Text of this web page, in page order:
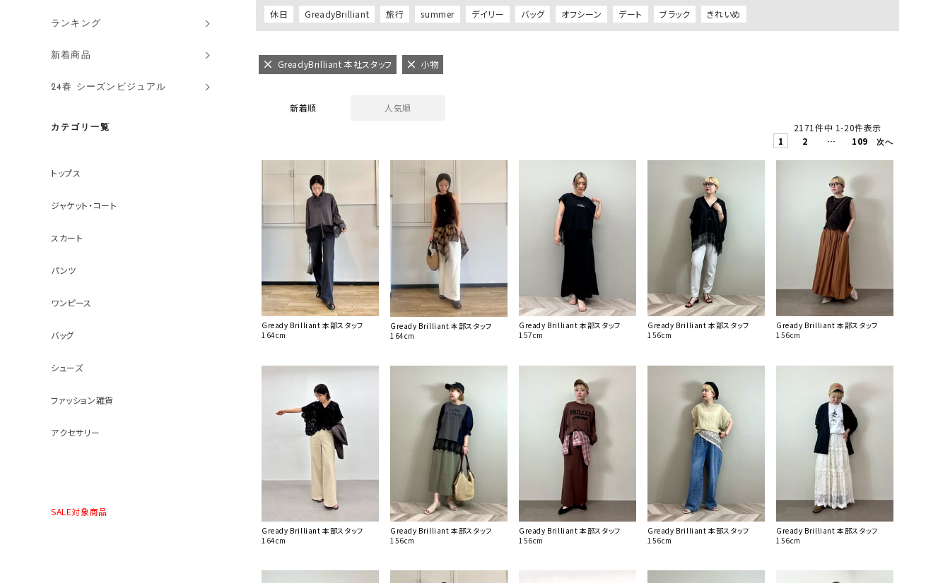
ランキング
新着商品
24春 シーズンビジュアル
カテゴリ一覧
トップス
ジャケット・コート
スカート
パンツ
ワンピース
バッグ
シューズ
ファッション雑貨
アクセサリー
SALE対象商品
休日 GreadyBrilliant 旅行 summer デイリー バッグ オフシーン デート ブラック きれいめ
GreadyBrilliant 本社スタッフ 小物
新着順
人気順
2171 件中 1-20件表示
1
2 … 109
Gready Brilliant 本部スタッフ
164cm
Gready Brilliant 本部スタッフ
164cm
Gready Brilliant 本部スタッフ
157cm
Gready Brilliant 本部スタッフ
156cm
Gready Brilliant 本部スタッフ
156cm
Gready Brilliant 本部スタッフ
164cm
Gready Brilliant 本部スタッフ
156cm
Gready Brilliant 本部スタッフ
156cm
Gready Brilliant 本部スタッフ
156cm
Gready Brilliant 本部スタッフ
156cm